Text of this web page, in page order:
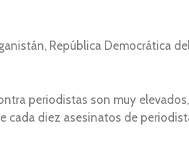
República Democrática
periodistas son muy
cada diez asesinatos de